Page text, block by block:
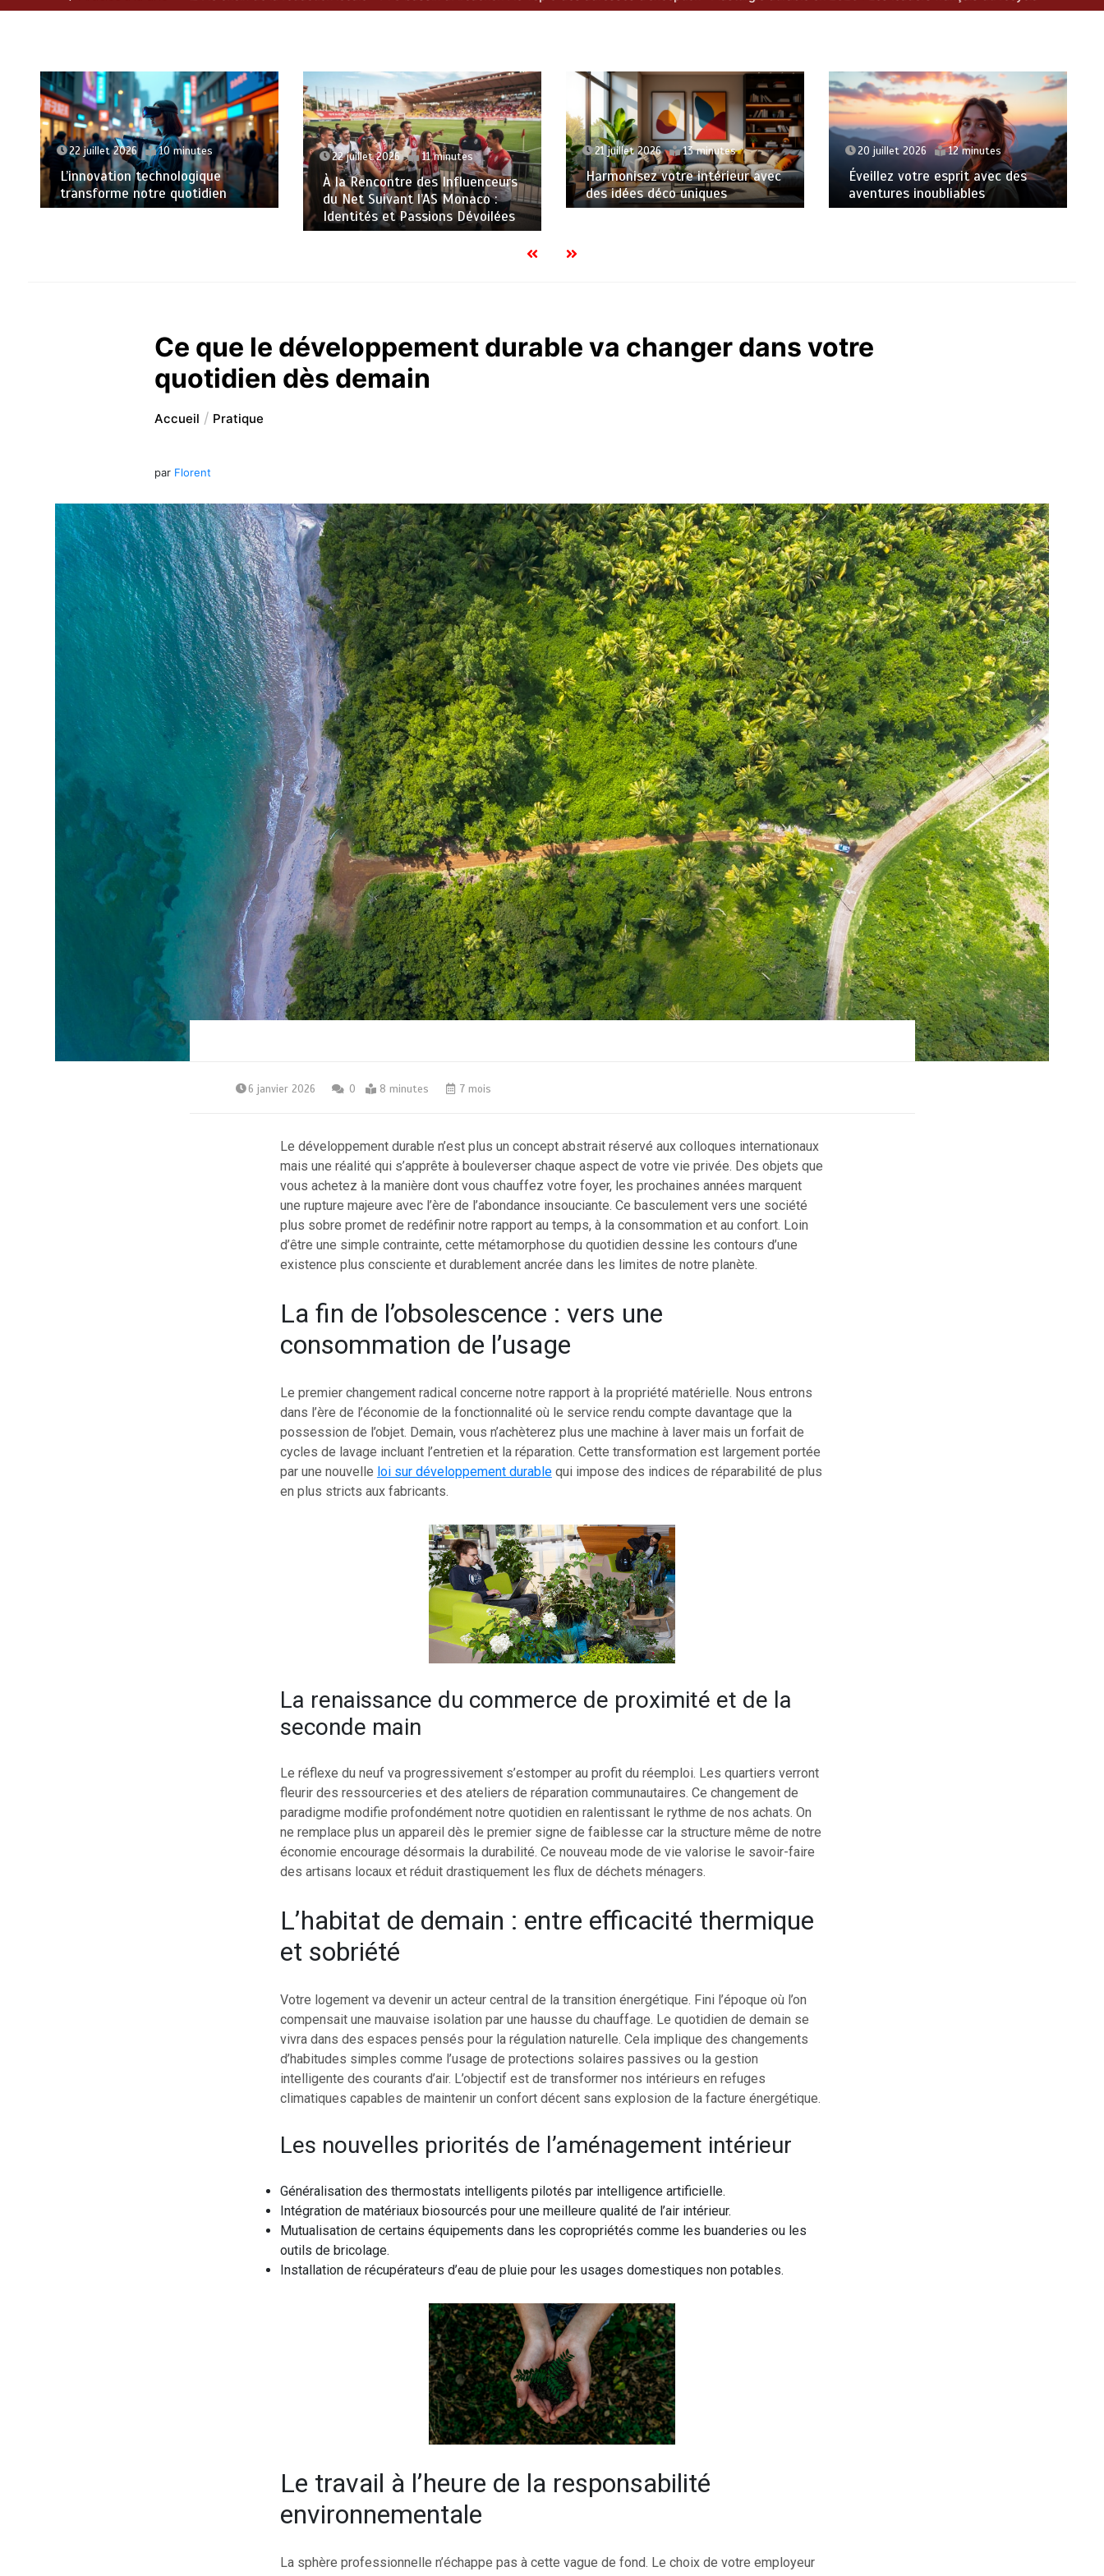
22 juillet 2026 11 minutes
À la Rencontre des Influenceurs
du Net Suivant l’AS Monaco :
21 juillet 2026 13 minutes
Harmonisez votre intérieur avec
des idées déco uniques
20 juillet 2026 12 minutes
Éveillez votre esprit avec des
aventures inoubliables
19 juillet 2026 15 minutes
L’art de la beauté naturelle et
ses secrets intemporels
Ce que le développement durable va changer dans votre
quotidien dès demain
Accueil Pratique
par Florent
6 janvier 2026 0 8 minutes 7 mois
Le développement durable n’est plus un concept abstrait réservé aux colloques internationaux
mais une réalité qui s’apprête à bouleverser chaque aspect de votre vie privée. Des objets que
vous achetez à la manière dont vous chauffez votre foyer, les prochaines années marquent
une rupture majeure avec l’ère de l’abondance insouciante. Ce basculement vers une société
plus sobre promet de redéfinir notre rapport au temps, à la consommation et au confort. Loin
d’être une simple contrainte, cette métamorphose du quotidien dessine les contours d’une
existence plus consciente et durablement ancrée dans les limites de notre planète.
La fin de l’obsolescence : vers une
consommation de l’usage
Le premier changement radical concerne notre rapport à la propriété matérielle. Nous entrons
dans l’ère de l’économie de la fonctionnalité où le service rendu compte davantage que la
possession de l’objet. Demain, vous n’achèterez plus une machine à laver mais un forfait de
cycles de lavage incluant l’entretien et la réparation. Cette transformation est largement portée
par une nouvelle loi sur développement durablequi impose des indices de réparabilité de plus
en plus stricts aux fabricants.
La renaissance du commerce de proximité et de la
seconde main
Le réflexe du neuf va progressivement s’estomper au profit du réemploi. Les quartiers verront
fleurir des ressourceries et des ateliers de réparation communautaires. Ce changement de
paradigme modifie profondément notre quotidien en ralentissant le rythme de nos achats. On
ne remplace plus un appareil dès le premier signe de faiblesse car la structure même de notre
économie encourage désormais la durabilité. Ce nouveau mode de vie valorise le savoir-faire
des artisans locaux et réduit drastiquement les flux de déchets ménagers.
L’habitat de demain : entre efficacité thermique
et sobriété
Votre logement va devenir un acteur central de la transition énergétique. Fini l’époque où l’on
compensait une mauvaise isolation par une hausse du chauffage. Le quotidien de demain se
vivra dans des espaces pensés pour la régulation naturelle. Cela implique des changements
d’habitudes simples comme l’usage de protections solaires passives ou la gestion
intelligente des courants d’air. L’objectif est de transformer nos intérieurs en refuges
climatiques capables de maintenir un confort décent sans explosion de la facture énergétique.
Les nouvelles priorités de l’aménagement intérieur
Généralisation des thermostats intelligents pilotés par intelligence artificielle.
Intégration de matériaux biosourcés pour une meilleure qualité de l’air intérieur.
Mutualisation de certains équipements dans les copropriétés comme les buanderies ou les
outils de bricolage.
Installation de récupérateurs d’eau de pluie pour les usages domestiques non potables.
Le travail à l’heure de la responsabilité
environnementale
La sphère professionnelle n’échappe pas à cette vague de fond. Le choix de votre employeur